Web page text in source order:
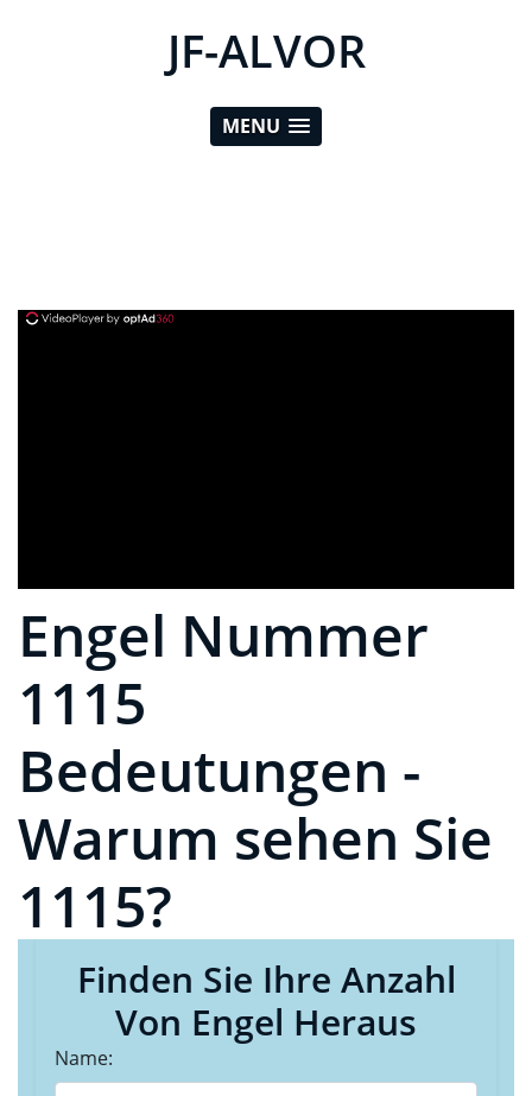
JF-ALVOR
MENU
Engel Nummer
1115
Bedeutungen -
Warum sehen Sie
1115?
Finden Sie Ihre Anzahl
Von Engel Heraus
Name: